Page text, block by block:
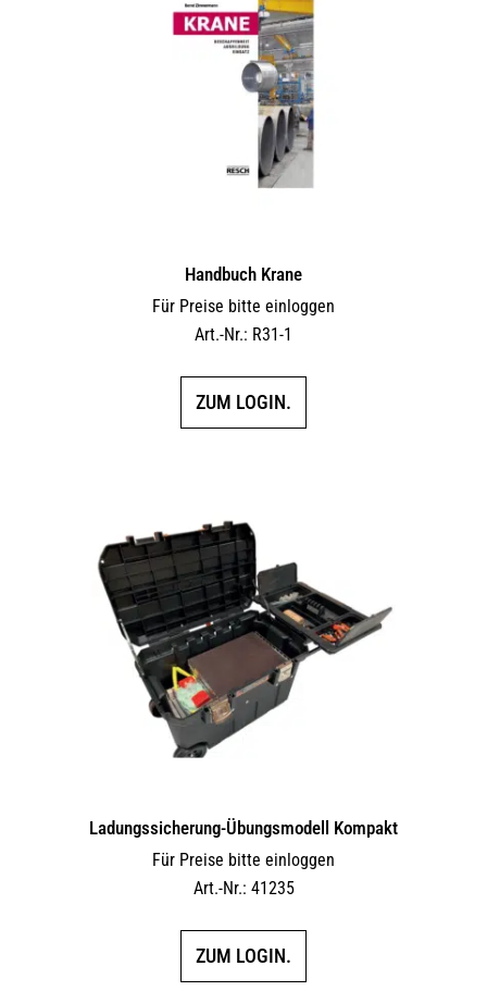
Handbuch Krane
Für Preise bitte einloggen
Art.-Nr.: R31-1
ZUM LOGIN.
Ladungssicherung-Übungsmodell Kompakt
Für Preise bitte einloggen
Art.-Nr.: 41235
ZUM LOGIN.